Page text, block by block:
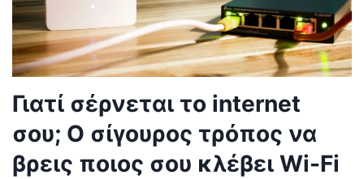
Γιατί σέρνεται το internet
σου; Ο σίγουρος τρόπος να
βρεις ποιος σου κλέβει Wi-Fi